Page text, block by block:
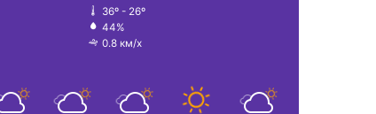
36º - 26º
44%
0.8 км/х